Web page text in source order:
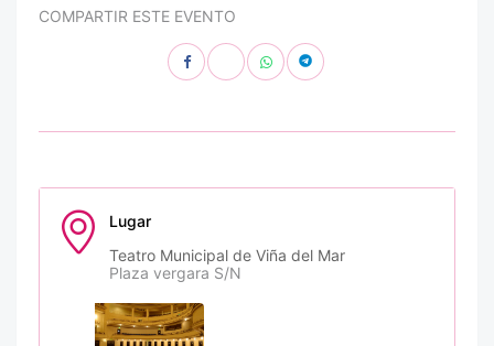
COMPARTIR ESTE EVENTO
Lugar
Teatro Municipal de Viña del Mar
Plaza vergara S/N